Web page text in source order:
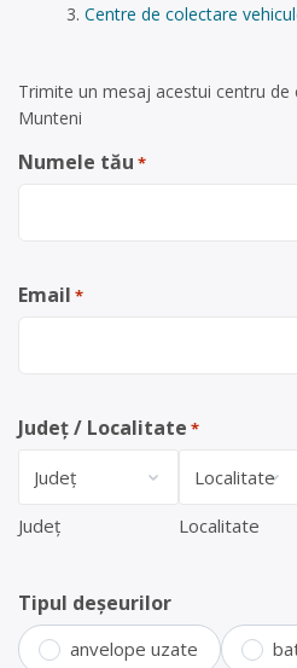
Centre de colectare
Trimite un mesaj acestui centru
Munteni
Numele tău *
Email *
Județ / Localitate *
Județ Localitate
Tipul deșeurilor
anvelope uzate